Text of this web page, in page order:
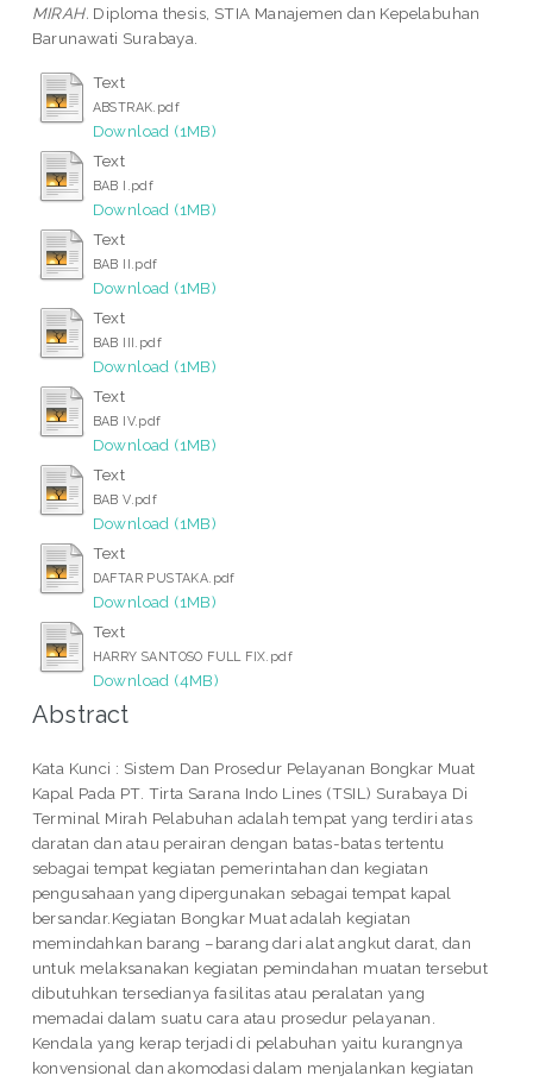
MIRAH. Diploma thesis, STIA Manajemen dan Kepelabuhan
Barunawati Surabaya.
Text
ABSTRAK.pdf
Download (1MB)
Text
BAB I.pdf
Download (1MB)
Text
BAB II.pdf
Download (1MB)
Text
BAB III.pdf
Download (1MB)
Text
BAB IV.pdf
Download (1MB)
Text
BAB V.pdf
Download (1MB)
Text
DAFTAR PUSTAKA.pdf
Download (1MB)
Text
HARRY SANTOSO FULL FIX.pdf
Download (4MB)
Abstract
Kata Kunci : Sistem Dan Prosedur Pelayanan Bongkar Muat
Kapal Pada PT. Tirta Sarana Indo Lines (TSIL) Surabaya Di
Terminal Mirah Pelabuhan adalah tempat yang terdiri atas
daratan dan atau perairan dengan batas-batas tertentu
sebagai tempat kegiatan pemerintahan dan kegiatan
pengusahaan yang dipergunakan sebagai tempat kapal
bersandar.Kegiatan Bongkar Muat adalah kegiatan
memindahkan barang –barang dari alat angkut darat, dan
untuk melaksanakan kegiatan pemindahan muatan tersebut
dibutuhkan tersedianya fasilitas atau peralatan yang
memadai dalam suatu cara atau prosedur pelayanan.
Kendala yang kerap terjadi di pelabuhan yaitu kurangnya
konvensional dan akomodasi dalam menjalankan kegiatan